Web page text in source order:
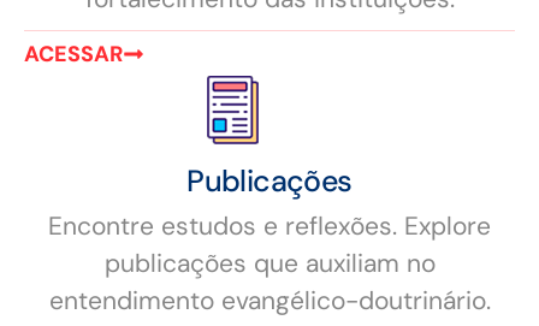
ACESSAR
Publicações
Encontre estudos e reflexões. Explore
publicações que auxiliam no
entendimento evangélico-doutrinário.